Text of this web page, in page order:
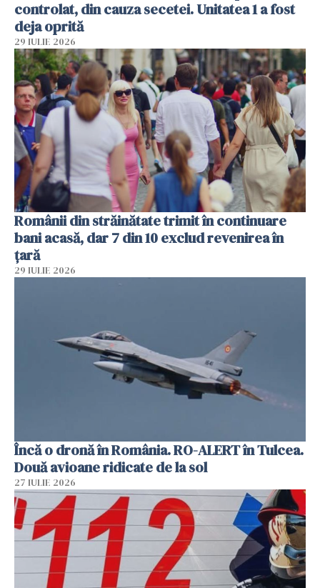
controlat, din cauza secetei. Unitatea 1 a fost
deja oprită
29 IULIE 2026
Românii din străinătate trimit în continuare
bani acasă, dar 7 din 10 exclud revenirea în
țară
29 IULIE 2026
Încă o dronă în România. RO-ALERT în Tulcea.
Două avioane ridicate de la sol
27 IULIE 2026